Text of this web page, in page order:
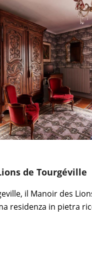
de Tourgéville
il Manoir des
residenza in pietra
km da Deauville e